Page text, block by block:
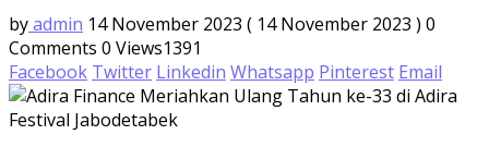
byadmin 14 November 2023 ( 14 November 2023 ) 0
Comments 0 Views1391
Facebook Twitter Linkedin Whatsapp Pinterest Email